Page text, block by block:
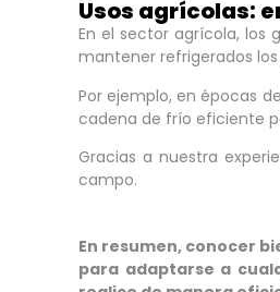
Usos agrícolas:
En el sector agrícola, los
mantener refrigerados
Por ejemplo, en épocas
cadena de frío eficiente
Gracias a nuestra
campo.
En resumen, conocer
para adaptarse a